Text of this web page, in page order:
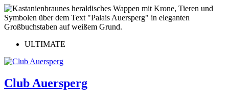
ULTIMATE
Club Auersperg